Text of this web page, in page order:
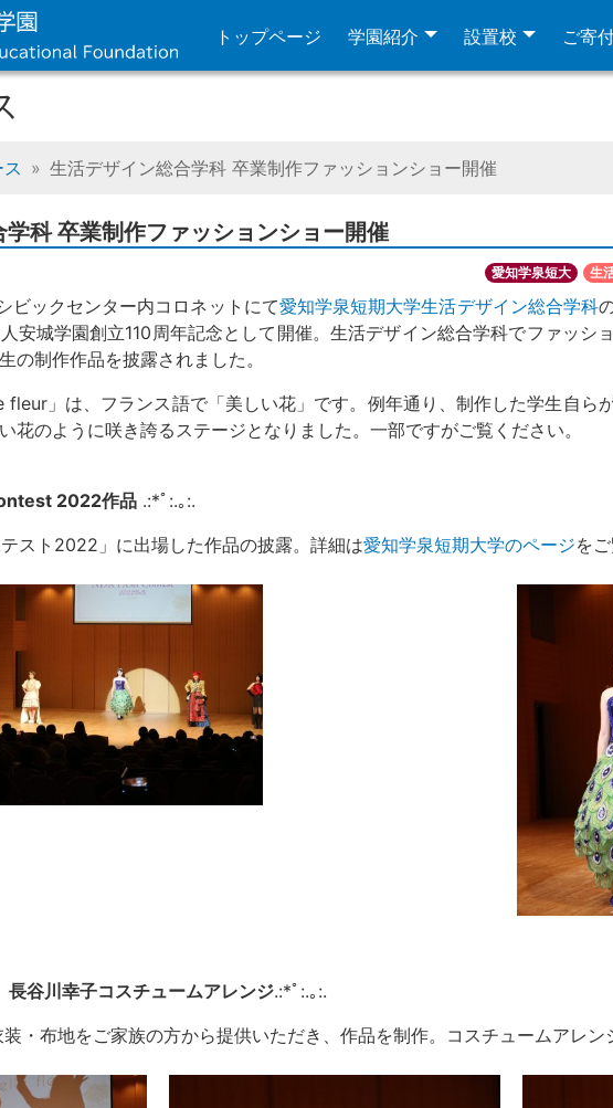
トップページ 学園紹介 設置校 ご寄
生活デザイン総合学科 卒業制作ファッションショー開催
科 卒業制作ファッションショー開催
愛知学泉短大 生
ビックセンター内コロネットにて愛知学泉短期大学生活デザイン総合学科
安城学園創立110周年記念として開催。生活デザイン総合学科でファッシ
の制作作品を披露されました。
fleur」は、フランス語で「美しい花」です。例年通り、制作した学生自ら
花のように咲き誇るステージとなりました。一部ですがご覧ください。
2022作品 .:*ﾟ:.｡:.
テスト2022」に出場した作品の披露。詳細は愛知学泉短期大学のページを
谷川幸子コスチュームアレンジ.:*ﾟ:.｡:.
・布地をご家族の方から提供いただき、作品を制作。コスチュームアレン